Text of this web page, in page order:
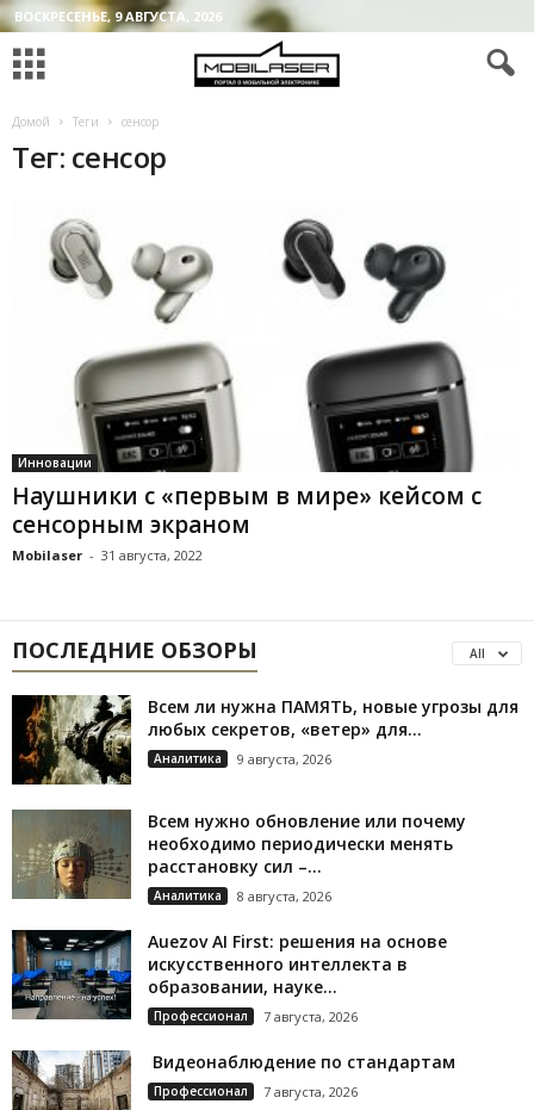
ВОСКРЕСЕНЬЕ, 9 АВГУСТА, 2026
Домой Теги сенсор
Тег: сенсор
Инновации
Наушники с «первым в мире» кейсом с
сенсорным экраном
Mobilaser - 31 августа, 2022
ПОСЛЕДНИЕ ОБЗОРЫ All
Всем ли нужна ПАМЯТЬ, новые угрозы для
любых секретов, «ветер» для...
Аналитика 9 августа, 2026
Всем нужно обновление или почему
необходимо периодически менять
расстановку сил –...
Аналитика 8 августа, 2026
Auezov AI First: решения на основе
искусственного интеллекта в
образовании, науке...
Профессионал 7 августа, 2026
Видеонаблюдение по стандартам
Профессионал 7 августа, 2026